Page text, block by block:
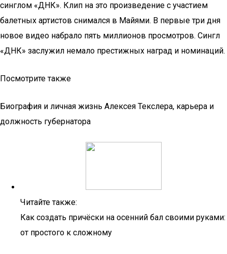
синглом «ДНК». Клип на это произведение с участием
балетных артистов снимался в Майями. В первые три дня
новое видео набрало пять миллионов просмотров. Сингл
«ДНК» заслужил немало престижных наград и номинаций.
Посмотрите также
Биография и личная жизнь Алексея Текслера, карьера и
должность губернатора
Читайте также:
Как создать причёски на осенний бал своими руками:
от простого к сложному